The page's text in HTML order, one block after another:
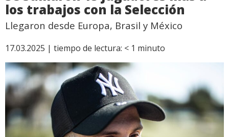
los trabajos con la Selección
Llegaron desde Europa, Brasil y México
17.03.2025 | tiempo de lectura: < 1 minuto